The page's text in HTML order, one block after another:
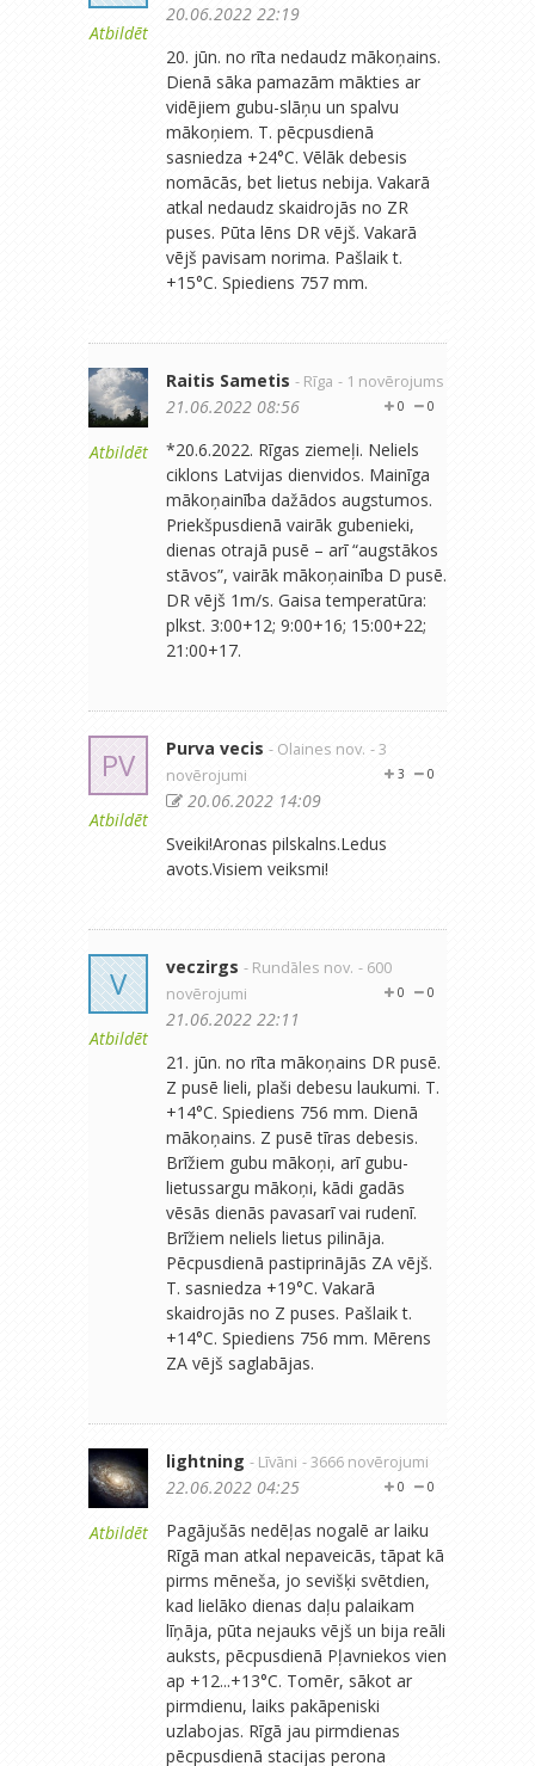
Atbildēt
20.06.2022 22:19
20. jūn. no rīta nedaudz mākoņains.
Dienā sāka pamazām mākties ar
vidējiem gubu-slāņu un spalvu
mākoņiem. T. pēcpusdienā
sasniedza +24°C. Vēlāk debesis
nomācās, bet lietus nebija. Vakarā
atkal nedaudz skaidrojās no ZR
puses. Pūta lēns DR vējš. Vakarā
vējš pavisam norima. Pašlaik t.
+15°C. Spiediens 757 mm.
Atbildēt
Raitis Sametis - Rīga - 1 novērojums
0
0
21.06.2022 08:56
*20.6.2022. Rīgas ziemeļi. Neliels
ciklons Latvijas dienvidos. Mainīga
mākoņainība dažādos augstumos.
Priekšpusdienā vairāk gubenieki,
dienas otrajā pusē – arī “augstākos
stāvos”, vairāk mākoņainība D pusē.
DR vējš 1m/s. Gaisa temperatūra:
plkst. 3:00+12; 9:00+16; 15:00+22;
21:00+17.
PV
Atbildēt
Purva vecis - Olaines nov. - 3
novērojumi
0
3
20.06.2022 14:09
Sveiki!Aronas pilskalns.Ledus
avots.Visiem veiksmi!
V
Atbildēt
veczirgs - Rundāles nov. - 600
novērojumi
0
0
21.06.2022 22:11
21. jūn. no rīta mākoņains DR pusē.
Z pusē lieli, plaši debesu laukumi. T.
+14°C. Spiediens 756 mm. Dienā
mākoņains. Z pusē tīras debesis.
Brīžiem gubu mākoņi, arī gubu-
lietussargu mākoņi, kādi gadās
vēsās dienās pavasarī vai rudenī.
Brīžiem neliels lietus pilināja.
Pēcpusdienā pastiprinājās ZA vējš.
T. sasniedza +19°C. Vakarā
skaidrojās no Z puses. Pašlaik t.
+14°C. Spiediens 756 mm. Mērens
ZA vējš saglabājas.
Atbildēt
lightning - Līvāni - 3666 novērojumi
0
0
22.06.2022 04:25
Pagājušās nedēļas nogalē ar laiku
Rīgā man atkal nepaveicās, tāpat kā
pirms mēneša, jo sevišķi svētdien,
kad lielāko dienas daļu palaikam
līņāja, pūta nejauks vējš un bija reāli
auksts, pēcpusdienā Pļavniekos vien
ap +12...+13°C. Tomēr, sākot ar
pirmdienu, laiks pakāpeniski
uzlabojas. Rīgā jau pirmdienas
pēcpusdienā stacijas perona